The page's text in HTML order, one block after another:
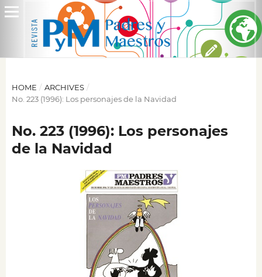
HOME / ARCHIVES /
No. 223 (1996): Los personajes de la Navidad
No. 223 (1996): Los personajes
de la Navidad